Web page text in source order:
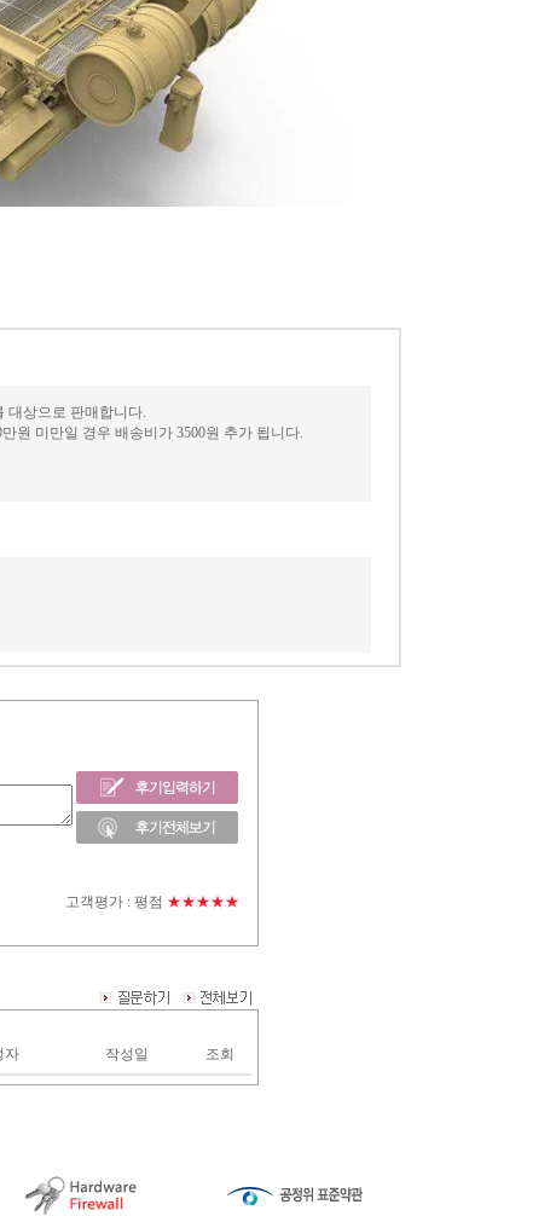
대상으로 판매합니다.
원 미만일 경우 배송비가 3500원 추가 됩니다.
고객평가 : 평점 ★★★★★
자 작성일 조회